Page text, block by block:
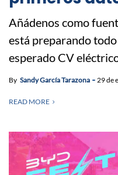
Añádenos como
está preparando
esperado CV eléctrico.
By Sandy García Tarazona 29 de
READ MORE